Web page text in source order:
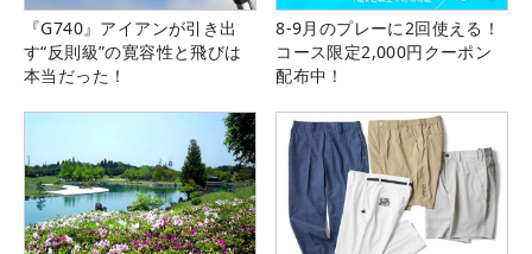
『G740』アイアンが引き出
す“反則級”の寛容性と飛びは
本当だった！
8-9月のプレーに2回使える！
コース限定2,000円クーポン
配布中！